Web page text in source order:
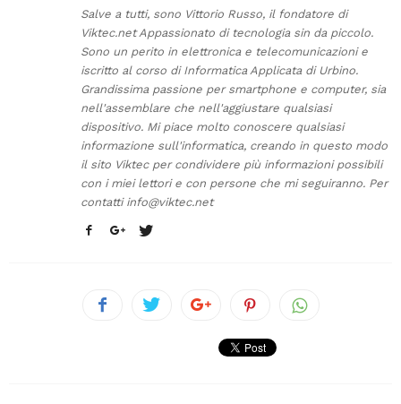
Salve a tutti, sono Vittorio Russo, il fondatore di
Viktec.net Appassionato di tecnologia sin da piccolo.
Sono un perito in elettronica e telecomunicazioni e
iscritto al corso di Informatica Applicata di Urbino.
Grandissima passione per smartphone e computer, sia
nell'assemblare che nell'aggiustare qualsiasi
dispositivo. Mi piace molto conoscere qualsiasi
informazione sull'informatica, creando in questo modo
il sito Viktec per condividere più informazioni possibili
con i miei lettori e con persone che mi seguiranno. Per
contatti info@viktec.net